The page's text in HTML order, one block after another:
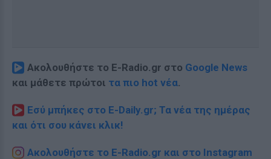
Ακολουθήστε το E-Radio.gr στο Google News
και μάθετε πρώτοι τα πιο hot νέα.
Εσύ μπήκες στο E-Daily.gr; Τα νέα της ημέρας
και ότι σου κάνει κλικ!
Ακολουθήστε το E-Radio.gr και στο Instagram